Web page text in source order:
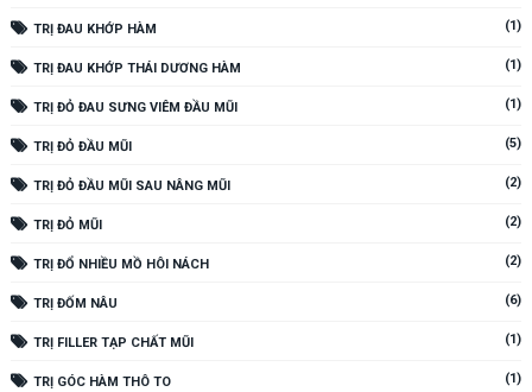
TRỊ ĐAU KHỚP HÀM (1)
TRỊ ĐAU KHỚP THÁI DƯƠNG HÀM (1)
TRỊ ĐỎ ĐAU SƯNG VIÊM ĐẦU MŨI (1)
TRỊ ĐỎ ĐẦU MŨI (5)
TRỊ ĐỎ ĐẦU MŨI SAU NÂNG MŨI (2)
TRỊ ĐỎ MŨI (2)
TRỊ ĐỔ NHIỀU MỒ HÔI NÁCH (2)
TRỊ ĐỐM NÂU (6)
TRỊ FILLER TẠP CHẤT MŨI (1)
TRỊ GÓC HÀM THÔ TO (1)